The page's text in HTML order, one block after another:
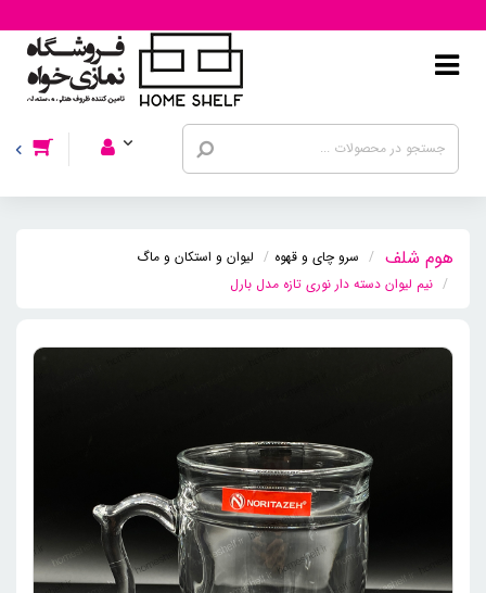
سرو چای و قهوه
لیوان و استکان و ماگ
نیم لیوان دسته دار نوری تازه مدل بارل